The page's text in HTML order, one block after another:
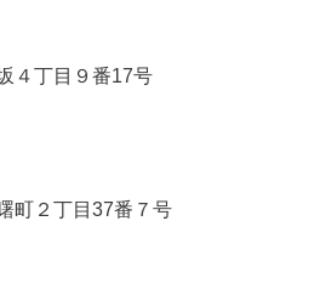
４丁目９番17号
町２丁目37番７号